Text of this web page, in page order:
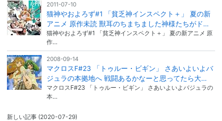
2011-07-10
猫神やおよろず#1 「貧乏神インスペクト＋」 夏の新
アニメ 原作未読 獸耳のちまちました神様たちがド…
猫神やおよろず#1 「貧乏神インスペクト＋」 夏の新アニメ 原
作…
2008-09-14
マクロスF#23 「トゥルー・ビギン」 さあいよいよバ
ジュラの本拠地へ 戦闘あるかなーと思ってたら大…
マクロスF#23 「トゥルー・ビギン」 さあいよいよバジュラの
本…
新しい記事 (2020-07-29)